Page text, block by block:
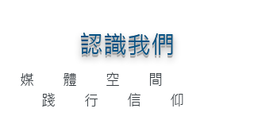
認識我們
媒體空間
踐行信仰